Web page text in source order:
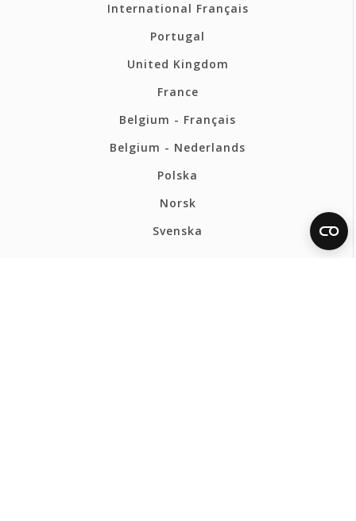
International Français
Portugal
United Kingdom
France
Belgium - Français
Belgium - Nederlands
Polska
Norsk
Svenska